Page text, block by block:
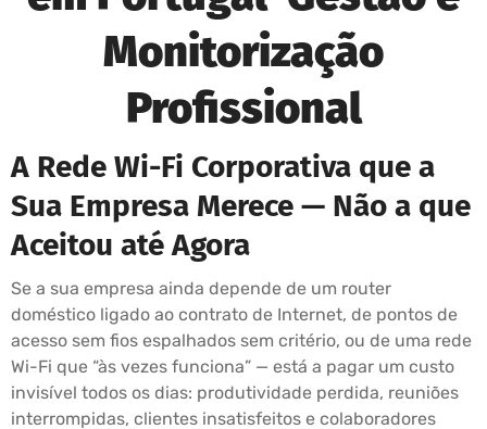
Monitorização
Profissional
A Rede Wi-Fi Corporativa que a
Sua Empresa Merece — Não a que
Aceitou até Agora
Se a sua empresa ainda depende de um router
doméstico ligado ao contrato de Internet, de pontos de
acesso sem fios espalhados sem critério, ou de uma rede
Wi-Fi que “às vezes funciona” — está a pagar um custo
invisível todos os dias: produtividade perdida, reuniões
interrompidas, clientes insatisfeitos e colaboradores